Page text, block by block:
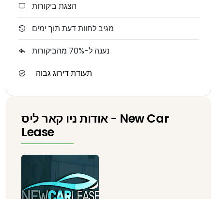
הצגת ביקורות
מגיב לחוות דעת תוך ימים
נענה ל-70% מהביקורות
תעודת דירוג גבוה
אודות ניו קאר ליס - New Car
Lease